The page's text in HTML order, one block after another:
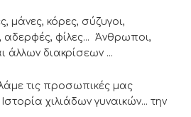
μάνες, κόρες, σύζυγοι,
αδερφές, φίλες… Άνθρωποι,
άλλων διακρίσεων …
τις προσωπικές μας
χιλιάδων γυναικών… την